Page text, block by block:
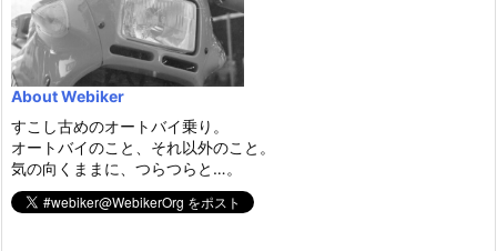
About Webiker
すこし古めのオートバイ乗り。
オートバイのこと、それ以外のこと。
気の向くままに、つらつらと…。